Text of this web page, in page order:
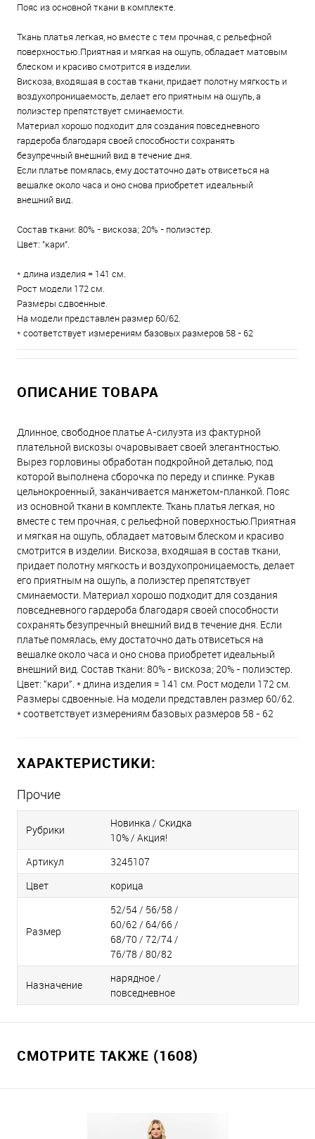
Пояс из основной ткани в комплекте.
Ткань платья легкая, но вместе с тем прочная, с рельефной
поверхностью.Приятная и мягкая на ощупь, обладает матовым
блеском и красиво смотрится в изделии.
Вискоза, входящая в состав ткани, придает полотну мягкость и
воздухопроницаемость, делает его приятным на ощупь, а
полиэстер препятствует сминаемости.
Материал хорошо подходит для создания повседневного
гардероба благодаря своей способности сохранять
безупречный внешний вид в течение дня.
Если платье помялась, ему достаточно дать отвисеться на
вешалке около часа и оно снова приобретет идеальный
внешний вид.
Состав ткани: 80% - вискоза; 20% - полиэстер.
Цвет: "кари".
* длина изделия = 141 см.
Рост модели 172 см.
Размеры сдвоенные.
На модели представлен размер 60/62.
* соответствует измерениям базовых размеров 58 - 62
ОПИСАНИЕ ТОВАРА
Длинное, свободное платье А-силуэта из фактурной
плательной вискозы очаровывает своей элегантностью.
Вырез горловины обработан подкройной деталью, под
которой выполнена сборочка по переду и спинке. Рукав
цельнокроенный, заканчивается манжетом-планкой. Пояс
из основной ткани в комплекте. Ткань платья легкая, но
вместе с тем прочная, с рельефной поверхностью.Приятная
и мягкая на ощупь, обладает матовым блеском и красиво
смотрится в изделии. Вискоза, входящая в состав ткани,
придает полотну мягкость и воздухопроницаемость, делает
его приятным на ощупь, а полиэстер препятствует
сминаемости. Материал хорошо подходит для создания
повседневного гардероба благодаря своей способности
сохранять безупречный внешний вид в течение дня. Если
платье помялась, ему достаточно дать отвисеться на
вешалке около часа и оно снова приобретет идеальный
внешний вид. Состав ткани: 80% - вискоза; 20% - полиэстер.
Цвет: "кари". * длина изделия = 141 см. Рост модели 172 см.
Размеры сдвоенные. На модели представлен размер 60/62.
* соответствует измерениям базовых размеров 58 - 62
ХАРАКТЕРИСТИКИ:
Прочие
Рубрики
Новинка / Скидка
10% / Акция!
Артикул
3245107
Цвет
корица
Размер
52/54 / 56/58 /
60/62 / 64/66 /
68/70 / 72/74 /
76/78 / 80/82
Назначение
нарядное /
повседневное
СМОТРИТЕ ТАКЖЕ (1608)